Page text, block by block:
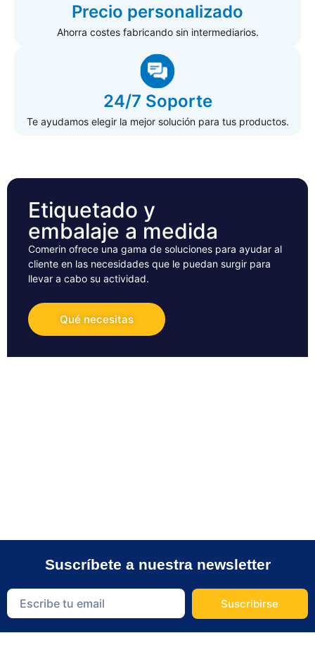
Precio personalizado
Ahorra costes fabricando sin intermediarios.
24/7 Soporte
Te ayudamos elegir la mejor solución para tus productos.
Etiquetado y
embalaje a medida
Comerin ofrece una gama de soluciones para ayudar al
cliente en las necesidades que le puedan surgir para
llevar a cabo su actividad.
Qué necesitas
Suscríbete a nuestra newsletter
Suscribirse